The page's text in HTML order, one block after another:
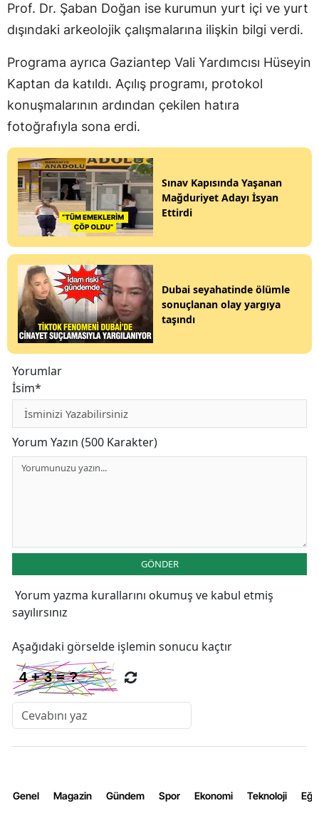
Prof. Dr. Şaban Doğan ise kurumun yurt içi ve yurt
dışındaki arkeolojik çalışmalarına ilişkin bilgi verdi.
Programa ayrıca Gaziantep Vali Yardımcısı Hüseyin
Kaptan da katıldı. Açılış programı, protokol
konuşmalarının ardından çekilen hatıra
fotoğrafıyla sona erdi.
Sınav Kapısında Yaşanan
Mağduriyet Adayı İsyan
Ettirdi
Dubai seyahatinde ölümle
sonuçlanan olay yargıya
taşındı
Yorumlar
İsim*
Yorum Yazın (500 Karakter)
GÖNDER
Yorum yazma kurallarını okumuş ve kabul etmiş
sayılırsınız
Aşağıdaki görselde işlemin sonucu kaçtır
Genel Magazin Gündem Spor Ekonomi Teknoloji